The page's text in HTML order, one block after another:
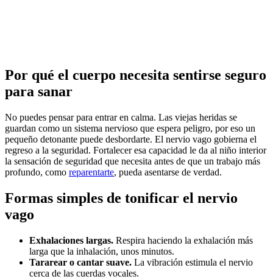
Por qué el cuerpo necesita sentirse seguro
para sanar
No puedes pensar para entrar en calma. Las viejas heridas se
guardan como un sistema nervioso que espera peligro, por eso un
pequeño detonante puede desbordarte. El nervio vago gobierna el
regreso a la seguridad. Fortalecer esa capacidad le da al niño interior
la sensación de seguridad que necesita antes de que un trabajo más
profundo, como reparentarte, pueda asentarse de verdad.
Formas simples de tonificar el nervio
vago
Exhalaciones largas. Respira haciendo la exhalación más
larga que la inhalación, unos minutos.
Tararear o cantar suave. La vibración estimula el nervio
cerca de las cuerdas vocales.